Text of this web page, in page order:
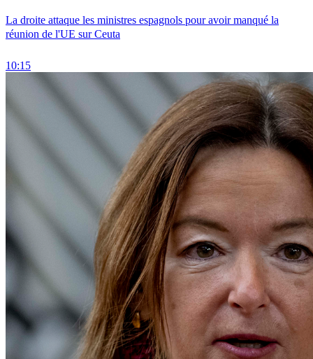
La droite attaque les ministres espagnols pour avoir manqué la
réunion de l'UE sur Ceuta
10:15